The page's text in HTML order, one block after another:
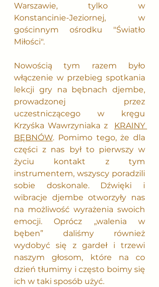
Warszawie, tylko w
Konstancinie-Jeziornej, w
gościnnym ośrodku "Światło
Miłości".
Nowością tym razem było
włączenie w przebieg spotkania
lekcji gry na bębnach djembe,
prowadzonej przez
uczestniczącego w kręgu
Krzyśka Wawrzyniaka z KRAINY
BĘBNÓW. Pomimo tego, że dla
części z nas był to pierwszy w
życiu kontakt z tym
instrumentem, wszyscy poradzili
sobie doskonale. Dźwięki i
wibracje djembe otworzyły nas
na możliwość wyrażenia swoich
emocji. Oprócz „walenia w
bęben” daliśmy również
wydobyć się z gardeł i trzewi
naszym głosom, które na co
dzień tłumimy i często boimy się
ich w taki sposób użyć.